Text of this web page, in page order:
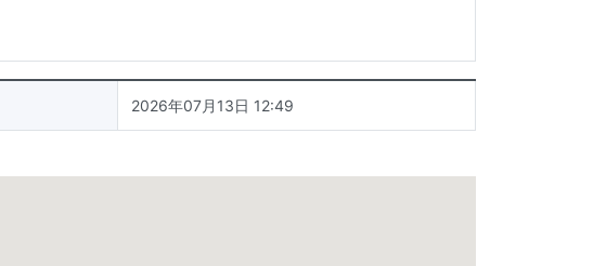
2026年07月13日 12:49